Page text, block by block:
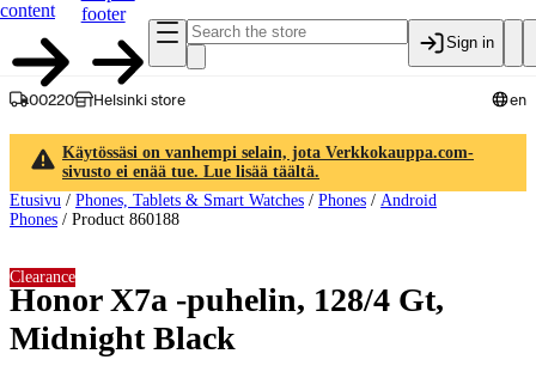
content
footer
Sign in
00220 Helsinki store en
Käytössäsi on vanhempi selain, jota Verkkokauppa.com-
sivusto ei enää tue. Lue lisää täältä.
Etusivu / Phones, Tablets & Smart Watches / Phones / Android
Phones / Product 860188
Honor X7a -puhelin, 128/4 Gt,
Midnight Black
Clearance